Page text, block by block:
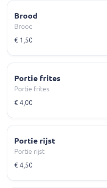
Brood
Brood
€ 1,50
Portie frites
Portie frites
€ 4,00
Portie rijst
Portie rijst
€ 4,50